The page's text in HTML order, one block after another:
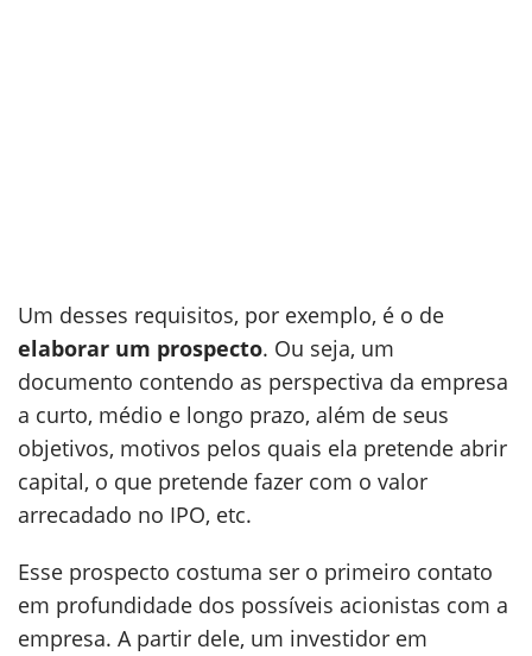
Um desses requisitos, por exemplo, é o de
elaborar um prospecto. Ou seja, um
documento contendo as perspectiva da empresa
a curto, médio e longo prazo, além de seus
objetivos, motivos pelos quais ela pretende abrir
capital, o que pretende fazer com o valor
arrecadado no IPO, etc.
Esse prospecto costuma ser o primeiro contato
em profundidade dos possíveis acionistas com a
empresa. A partir dele, um investidor em